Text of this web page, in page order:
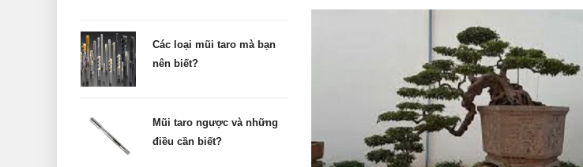
Các loại mũi taro mà bạn
nên biết?
Mũi taro ngược và những
điều cần biết?